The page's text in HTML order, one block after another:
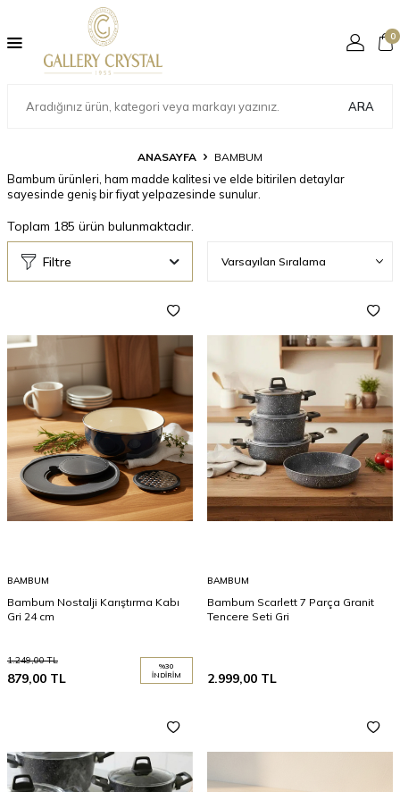
ARA
0
ANASAYFA BAMBUM
Bambum ürünleri, ham madde kalitesi ve elde bitirilen detaylar
sayesinde geniş bir fiyat yelpazesinde sunulur.
Toplam 185 ürün bulunmaktadır.
Filtre
BAMBUM
Bambum Nostalji Karıştırma Kabı
Gri 24 cm
1.249,00TL
879,00 TL
%30
İNDIRIM
BAMBUM
Bambum Scarlett 7 Parça Granit
Tencere Seti Gri
2.999,00 TL